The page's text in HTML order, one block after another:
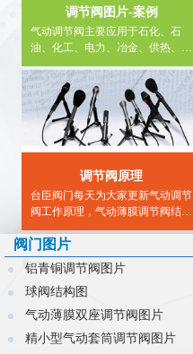
调节阀图片-案例
气动调节阀主要应用于石化、石
油、化工、电力、冶金、供热、食
品、燃气等领域。内页详细介绍气
动调节阀使用案例、气动三通调节
阀工程案例、气动单座调节阀图
片、应用案例等供大家参考。
调节阀原理
台臣阀门每天为大家更新气动调节
阀工作原理，气动薄膜调节阀结构
图，气动三通调节阀接线图,精小
型气动调节阀型号选型等知识...
阀门图片
铝青铜调节阀图片
球阀结构图
气动薄膜双座调节阀图片
精小型气动套筒调节阀图片